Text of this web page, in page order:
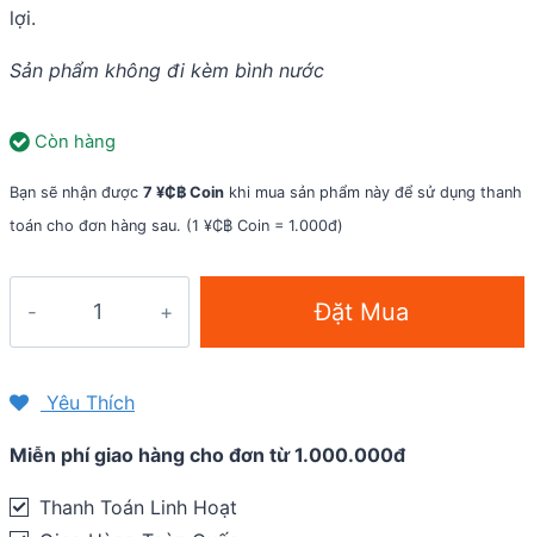
lợi.
Sản phẩm không đi kèm bình nước
Còn hàng
Bạn sẽ nhận được 7 ¥₵฿ Coin khi mua sản phẩm này để sử dụng thanh
toán cho đơn hàng sau. (1 ¥₵฿ Coin = 1.000đ)
bình
đơn
Wheel
Up
Đặt Mua
Yêu Thích
Miễn phí giao hàng cho đơn từ 1.000.000đ
Thanh Toán Linh Hoạt